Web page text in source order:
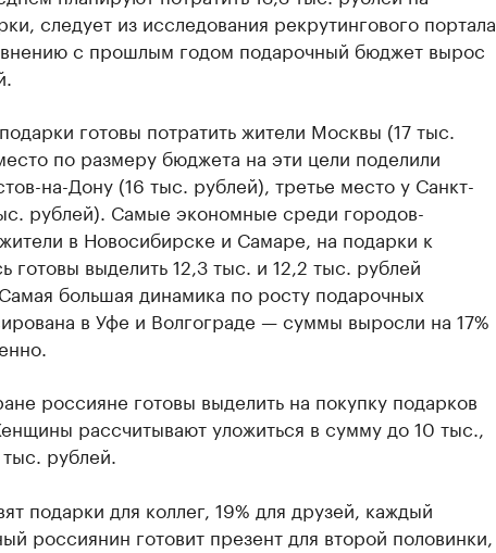
следует из исследования рекрутингового портала
с прошлым годом подарочный бюджет вырос
готовы потратить жители Москвы (17 тыс.
по размеру бюджета на эти цели поделили
на-Дону (16 тыс. рублей), третье место у Санкт-
рублей). Самые экономные среди городов-
в Новосибирске и Самаре, на подарки к
готовы выделить 12,3 тыс. и 12,2 тыс. рублей
большая динамика по росту подарочных
в Уфе и Волгограде — суммы выросли на 17%
россияне готовы выделить на покупку подарков
рассчитывают уложиться в сумму до 10 тыс.,
рублей.
подарки для коллег, 19% для друзей, каждый
россиянин готовит презент для второй половинки,